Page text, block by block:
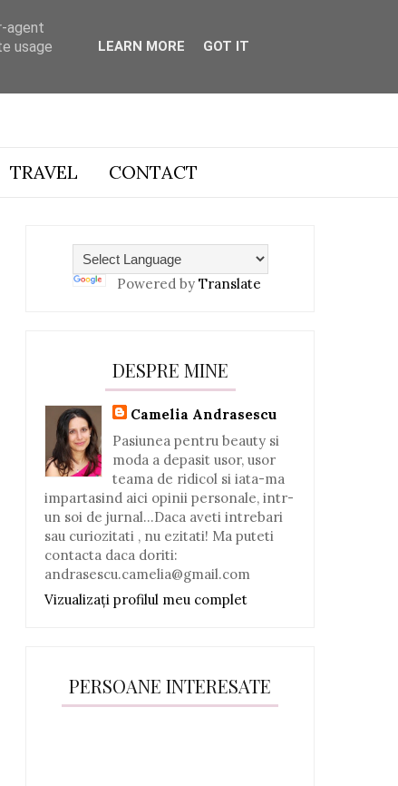
TRAVEL CONTACT
Powered by Translate
DESPRE MINE
Camelia Andrasescu
Pasiunea pentru beauty si
moda a depasit usor, usor
teama de ridicol si iata-ma
impartasind aici opinii personale, intr-
un soi de jurnal...Daca aveti intrebari
sau curiozitati , nu ezitati! Ma puteti
contacta daca doriti:
andrasescu.camelia@gmail.com
Vizualizați profilul meu complet
PERSOANE INTERESATE
agent
usage
LEARN MORE GOT IT